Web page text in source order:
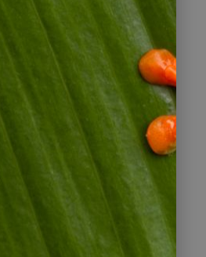
Chile
Nicaragua